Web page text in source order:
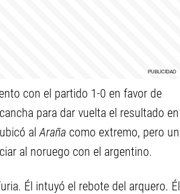
con el partido 1-0 en favor de
para dar vuelta el resultado en
alAraña como extremo, pero un
al noruego con el argentino.
Él intuyó el rebote del arquero. Él